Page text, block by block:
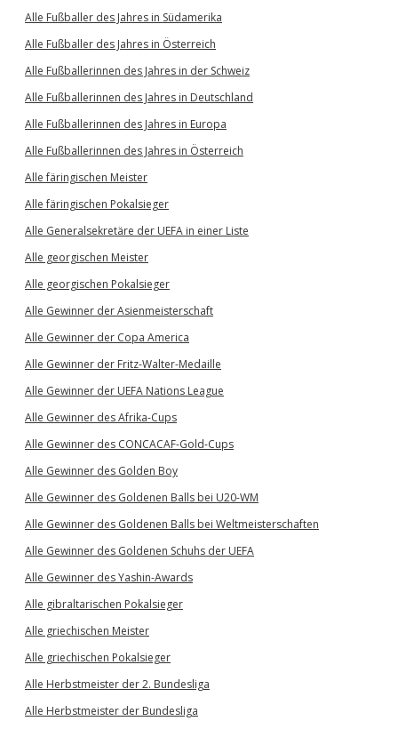
Alle Fußballer des Jahres in Südamerika
Alle Fußballer des Jahres in Österreich
Alle Fußballerinnen des Jahres in der Schweiz
Alle Fußballerinnen des Jahres in Deutschland
Alle Fußballerinnen des Jahres in Europa
Alle Fußballerinnen des Jahres in Österreich
Alle färingischen Meister
Alle färingischen Pokalsieger
Alle Generalsekretäre der UEFA in einer Liste
Alle georgischen Meister
Alle georgischen Pokalsieger
Alle Gewinner der Asienmeisterschaft
Alle Gewinner der Copa America
Alle Gewinner der Fritz-Walter-Medaille
Alle Gewinner der UEFA Nations League
Alle Gewinner des Afrika-Cups
Alle Gewinner des CONCACAF-Gold-Cups
Alle Gewinner des Golden Boy
Alle Gewinner des Goldenen Balls bei U20-WM
Alle Gewinner des Goldenen Balls bei Weltmeisterschaften
Alle Gewinner des Goldenen Schuhs der UEFA
Alle Gewinner des Yashin-Awards
Alle gibraltarischen Pokalsieger
Alle griechischen Meister
Alle griechischen Pokalsieger
Alle Herbstmeister der 2. Bundesliga
Alle Herbstmeister der Bundesliga